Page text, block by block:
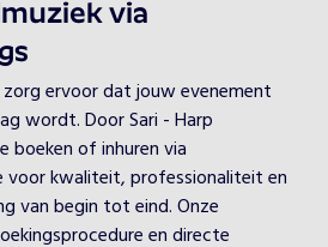
via
ervoor dat jouw evenement
wordt. Door Sari - Harp
boeken of inhuren via
voor kwaliteit, professionaliteit en
van begin tot eind. Onze
en directe